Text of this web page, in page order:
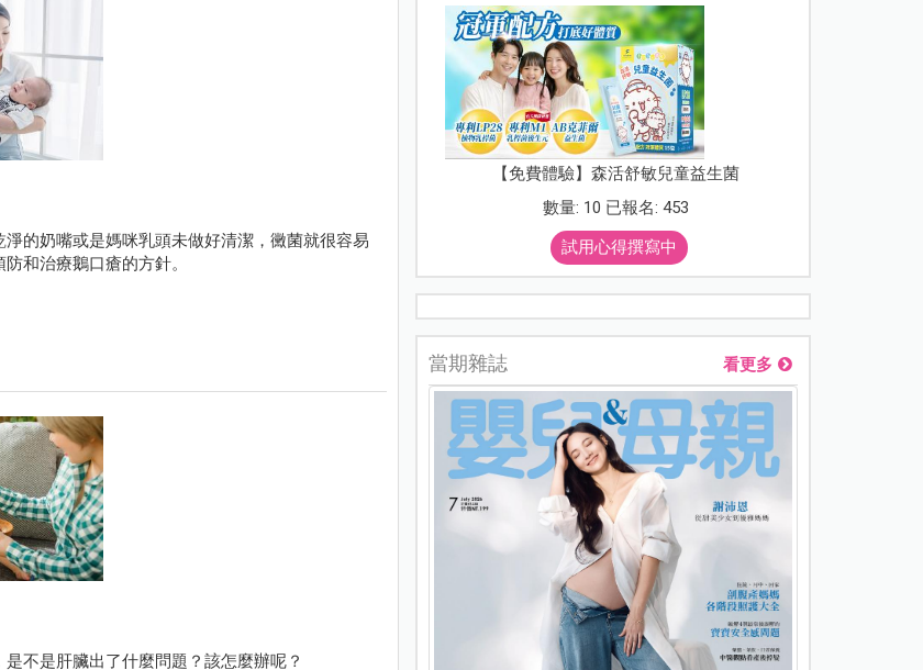
的奶嘴或是媽咪乳頭未做好清潔，黴菌就很容易
和治療鵝口瘡的方針。
不是肝臟出了什麼問題？該怎麼辦呢？
【免費體驗】森活舒敏兒童益生菌
數量: 10 已報名: 453
試用心得撰寫中
當期雜誌 看更多